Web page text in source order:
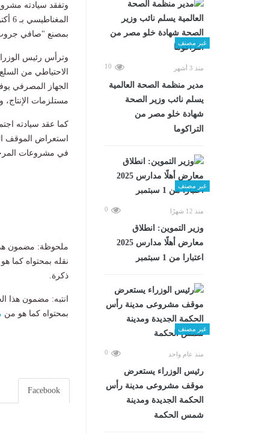
غير مصنف
منذ 3 أشهر 10
مدير منظمة الصحة العالمية
يسلم نائب وزير الصحة
شهادة خلو مصر من
التراكوما
غير مصنف
منذ 12 شهرًا 0
وزير التموين: انطلاق
معارض أهلًا مدارس 2025
اعتبارا من 1 سبتمبر
غير مصنف
منذ عام واحد 0
رئيس الوزراء يستعرض
موقف مشروعى مدينة رأس
الحكمة الجديدة ومدينة
شمس الحكمة
وتفقد سيادته
بمصنع "صافي
وترأس رئيس
الجهاز المصرفي
مستلزمات الإنتاج،
كما عقد سيادته
استعراض الموقف
في مشروعات
ملحوظة: مضمون
نقله بمحتواه كما
ذكرة.
انتبه: مضمون هذا
بمحتواه كما هو من
Facebook